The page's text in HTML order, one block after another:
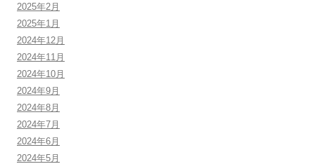
2025年2月
2025年1月
2024年12月
2024年11月
2024年10月
2024年9月
2024年8月
2024年7月
2024年6月
2024年5月